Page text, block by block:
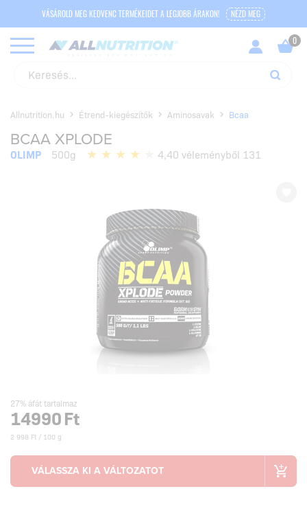
VÁSÁROLD MEG KEDVENC TERMÉKEIDET A LEGJOBB ÁRAKON! NÉZD MEG
Allnutrition.hu Étrend-kiegészítők Aminosavak Bcaa
BCAA XPLODE
OLIMP 500g 4,40 véleményből 131
27% áfát tartalmaz
14990Ft
2 998 Ft / 100 g